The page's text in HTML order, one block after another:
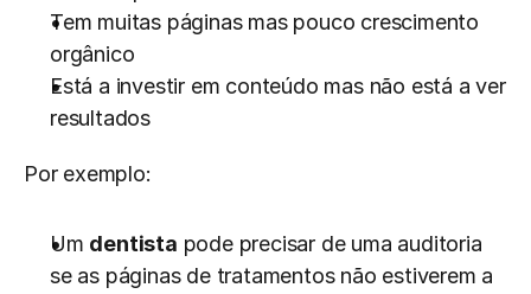
Tem muitas páginas mas pouco crescimento
orgânico
Está a investir em conteúdo mas não está a ver
resultados
Por exemplo:
Um dentista pode precisar de uma auditoria
se as páginas de tratamentos não estiverem a